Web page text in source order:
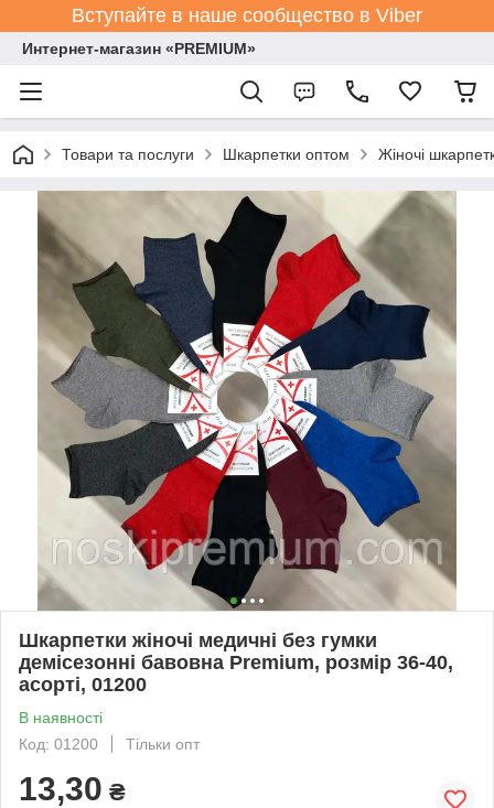
Вступайте в наше сообщество в Viber
Интернет-магазин «PREMIUM»
Товари та послуги Шкарпетки оптом Жіночі
Шкарпетки жіночі медичні без гумки
демісезонні бавовна Premium, розмір 36-40,
асорті, 01200
В наявності
Код: 01200
Тільки опт
13,30 ₴